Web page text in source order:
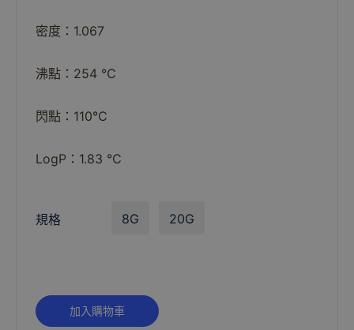
密度：1.067
沸點：254 ℃
閃點：110℃
LogP：1.83 ℃
規格 8G 20G
加入購物車